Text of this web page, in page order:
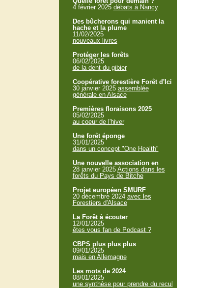
4 février 2025 débats à Nancy
Des bûcherons qui manient la
hache et la plume
11/02/2025
nouveaux livres
Protéger les forêts
06/02/2025
de la dent du gibier
Coopérative forestière Forêt d'Ici
30 janvier 2025 assemblée
générale en Alsace
Premières floraisons 2025
05/02/2025
au coeur de l'hiver
Une forêt éponge
31/01/2025
dans un concept "One Health"
Une nouvelle association en
28 janvier 2025 Actions dans les
forêts du Pays de Bitche
Projet européen SMURF
20 décembre 2024 avec les
Forestiers d'Alsace
La Forêt à écouter
12/01/2025
êtes vous fan de Podcast ?
CBPS plus plus plus
09/01/2025
mais en Allemagne
Les mots de 2024
08/01/2025
une synthèse pour prendre du recul